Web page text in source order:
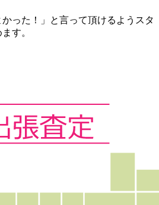
かった！」と言って頂けるようスタ
す。